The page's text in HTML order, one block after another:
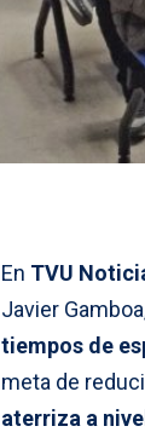
En TVU
Javier
tiempos de
meta de
aterriza a